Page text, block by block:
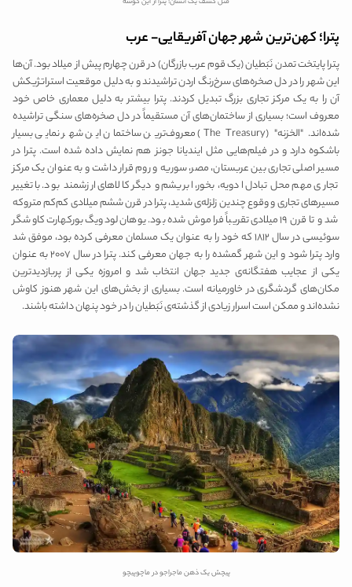
پترا؛ کهن‌ترین شهر جهان آفریقایی- عرب
پترا پایتخت تمدن نَبَطیان (یک قوم عرب بازرگان) در قرن چهارم پیش از میلاد بود. آن‌ها
این شهر را در دل صخره‌های سرخ‌رنگ اردن تراشیدند و به دلیل موقعیت استراتژیکش
آن را به یک مرکز تجاری بزرگ تبدیل کردند. پترا بیشتر به دلیل معماری خاص خود
معروف است؛ بسیاری از ساختمان‌های آن مستقیماً در دل صخره‌های سنگی تراشیده
شده‌اند. "الخزنه" (The Treasury) معروف‌ترین ساختمان این شهر نمایی بسیار
باشکوه دارد و در فیلم‌هایی مثل ایندیانا جونز هم نمایش داده شده است. پترا در
مسیر اصلی تجاری بین عربستان، مصر، سوریه و روم قرار داشت و به عنوان یک مرکز
تجاری مهم محل تبادل ادویه، بخور، ابریشم و دیگر کالاهای ارزشمند بود. با تغییر
مسیرهای تجاری و وقوع چندین زلزله‌ی شدید، پترا در قرن ششم میلادی کم‌کم متروکه
شد و تا قرن ۱۹ میلادی تقریباً فراموش شده بود. یوهان لودویگ بورکهارت کاوشگر
سوئیسی در سال ۱۸۱۲ که خود را به‌ عنوان یک مسلمان معرفی کرده بود، موفق شد
وارد پترا شود و این شهر گمشده را به جهان معرفی کند. پترا در سال ۲۰۰۷ به عنوان
یکی از عجایب هفتگانه‌ی جدید جهان انتخاب شد و امروزه یکی از پربازدیدترین
مکان‌های گردشگری در خاورمیانه است. بسیاری از بخش‌های این شهر هنوز کاوش
نشده‌اند و ممکن است اسرار زیادی از گذشته‌ی نَبَطیان را در خود پنهان داشته باشند.
پیچش یک ذهن ماجراجو در ماچوپیچو